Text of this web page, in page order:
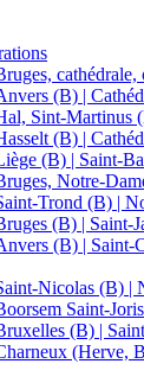
(B) |
Sint-Martinus
(B) |
(B) | Saint-
Notre-
Trond (B) |
(B) | Saint-
(B) | Saint-
Nicolas (B) |
Saint-
(B) |
(Herve,